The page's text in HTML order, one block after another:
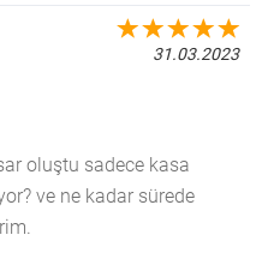
31.03.2023
oluştu sadece kasa
ve ne kadar sürede